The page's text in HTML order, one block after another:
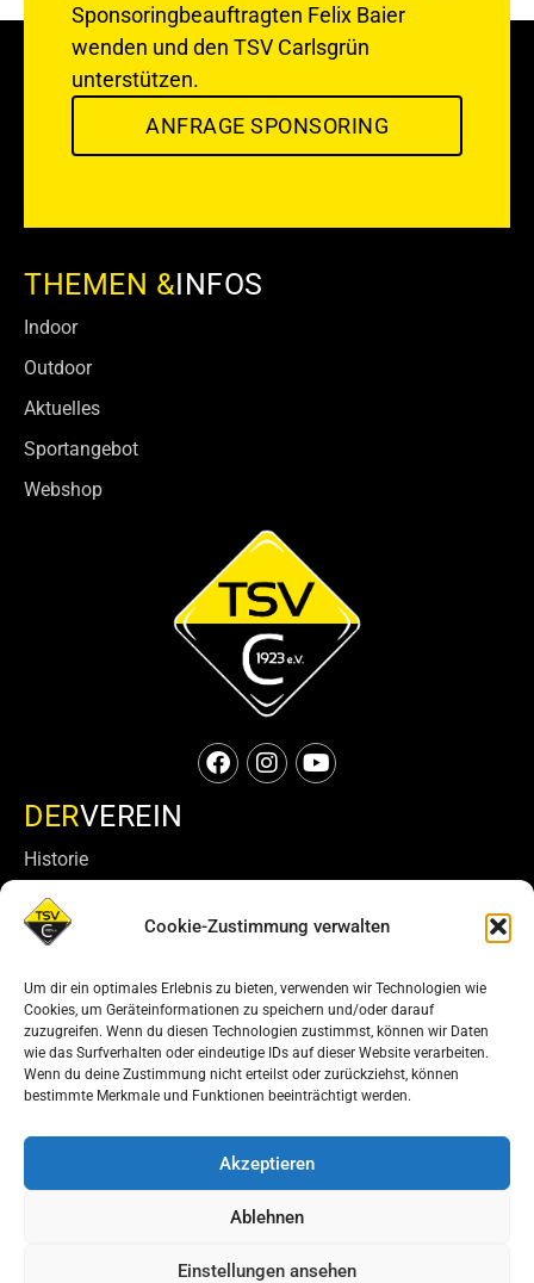
Cookie-Zustimmung verwalten
Um dir ein optimales Erlebnis zu bieten, verwenden wir Technologien wie
Cookies, um Geräteinformationen zu speichern und/oder darauf
zuzugreifen. Wenn du diesen Technologien zustimmst, können wir Daten
wie das Surfverhalten oder eindeutige IDs auf dieser Website verarbeiten.
Wenn du deine Zustimmung nicht erteilst oder zurückziehst, können
bestimmte Merkmale und Funktionen beeinträchtigt werden.
Akzeptieren
Ablehnen
Einstellungen ansehen
Sponsoringbeauftragten Felix Baier
wenden und den TSV Carlsgrün
unterstützen.
ANFRAGE SPONSORING
THEMEN &INFOS
Indoor
Outdoor
Aktuelles
Sportangebot
Webshop
DERVEREIN
Historie
Mitglied werden
Vereinsführung
Seniorenfreundlicher Verein
Downloads & Dokumente
© 2026, TSV Carlsgrün 1923 e.V. - Frankenwald
handmade by inpublica.de